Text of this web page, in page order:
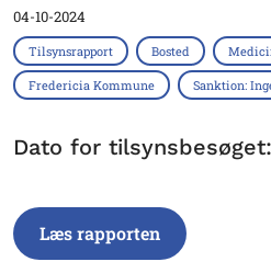
04-10-2024
Tilsynsrapport Bosted
Fredericia Kommune Sanktion:
Dato for
Læs rapporten